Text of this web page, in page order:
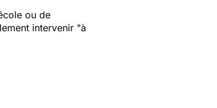
ou de
intervenir "à